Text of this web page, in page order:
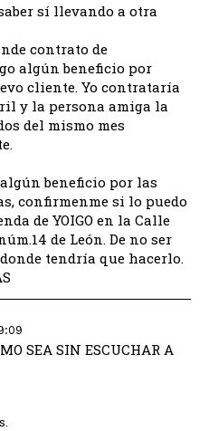
sí llevando a otra
contrato de
algún beneficio por
cliente. Yo contrataría
y la persona amiga la
del mismo mes
beneficio por las
confirmenme si lo puedo
de YOIGO en la Calle
de León. De no ser
tendría que hacerlo.
SEA SIN ESCUCHAR A